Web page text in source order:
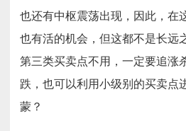
也还有中枢震荡出现，因此，在
也有活的机会，但这都不是长远
第三类买卖点不用，一定要追涨
跌，也可以利用小级别的买卖点
蒙？